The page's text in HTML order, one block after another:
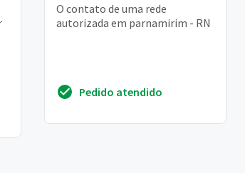
O contato de uma rede
autorizada em parnamirim - RN
Pedido atendido